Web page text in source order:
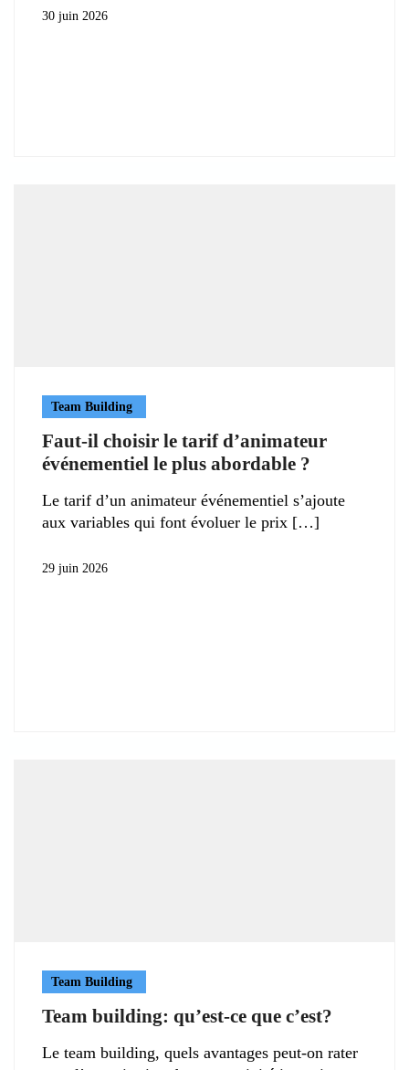
30 juin 2026
Team Building
Faut-il choisir le tarif d’animateur
événementiel le plus abordable ?
Le tarif d’un animateur événementiel s’ajoute
aux variables qui font évoluer le prix
29 juin 2026
Team Building
Team building: qu’est-ce que c’est?
Le team building, quels avantages peut-on rater